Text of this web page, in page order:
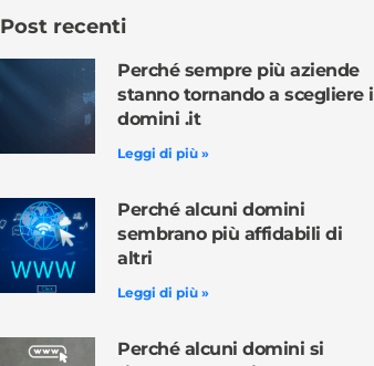
Post recenti
Perché sempre più aziende
stanno tornando a scegliere i
domini .it
Leggi di più »
Perché alcuni domini
sembrano più affidabili di
altri
Leggi di più »
Perché alcuni domini si